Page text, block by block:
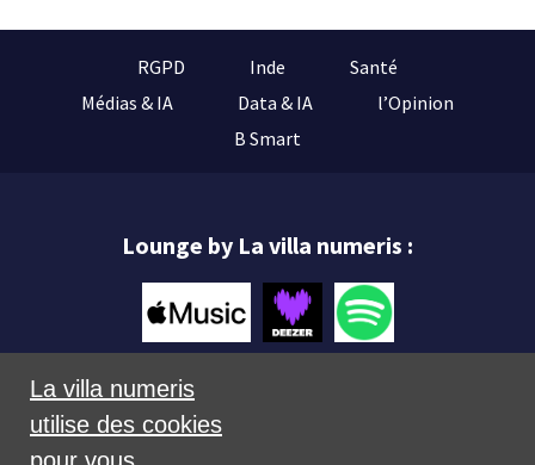
RGPD Inde
Santé
Médias & IA
Data & IA
l’Opinion
B Smart
Lounge by La villa numeris :
La villa numeris
utilise des cookies